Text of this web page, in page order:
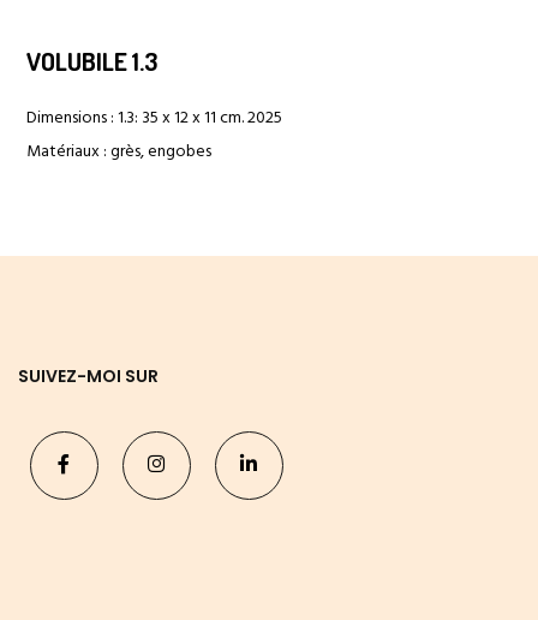
VOLUBILE 1.3
Dimensions : 1.3: 35 x 12 x 11 cm. 2025
Matériaux : grès, engobes
SUIVEZ-MOI SUR